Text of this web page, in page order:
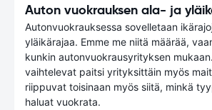
Auton vuokrauksen ala- ja
Autonvuokrauksessa sovelletaan
yläikärajaa. Emme me niitä määrää,
kunkin autonvuokrausyrityksen
vaihtelevat paitsi yrityksittäin myös
riippuvat toisinaan myös siitä, minkä
haluat vuokrata.